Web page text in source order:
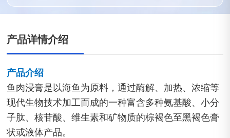
产品详情介绍
产品介绍
鱼肉浸膏是以海鱼为原料，通过酶解、加热、浓缩等
现代生物技术加工而成的一种富含多种氨基酸、小分
子肽、核苷酸、维生素和矿物质的棕褐色至黑褐色膏
状或液体产品。